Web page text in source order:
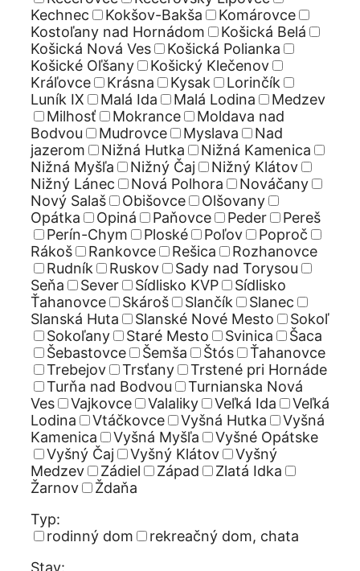
Kechnec
Kokšov-Bakša
Komárovce
Kostoľany nad Hornádom
Košická Belá
Košická Nová Ves
Košická Polianka
Košické Oľšany
Košický Klečenov
Kráľovce
Krásna Kysak
Lorinčík
Luník IX
Malá Ida Malá Lodina
Medzev
Milhosť
Mokrance
Moldava nad
Bodvou
Mudrovce Myslava
Nad
jazerom
Nižná Hutka
Nižná Kamenica
Nižná Myšľa
Nižný Čaj
Nižný Klátov
Nižný Lánec
Nová Polhora
Nováčany
Nový Salaš
Obišovce
Olšovany
Opátka
Opiná Paňovce Peder
Pereš
Perín-Chym
Ploské Poľov
Poproč
Rákoš
Rankovce Rešica
Rozhanovce
Rudník
Ruskov
Sady nad Torysou
Seňa
Sever Sídlisko KVP
Sídlisko
Ťahanovce
Skároš Slančík
Slanec
Slanská Huta
Slanské Nové Mesto
Sokoľ
Sokoľany
Staré Mesto Svinica
Šaca
Šebastovce
Šemša Štós
Ťahanovce
Trebejov
Trsťany
Trstené pri Hornáde
Turňa nad Bodvou
Turnianska Nová
Ves
Vajkovce Valaliky Veľká Ida
Veľká
Lodina
Vtáčkovce Vyšná Hutka
Vyšná
Kamenica
Vyšná Myšľa
Vyšné Opátske
Vyšný Čaj
Vyšný Klátov
Vyšný
Medzev
Zádiel Západ
Zlatá Idka
Žarnov
Ždaňa
Typ:
rodinný dom
rekreačný dom, chata
Stav: